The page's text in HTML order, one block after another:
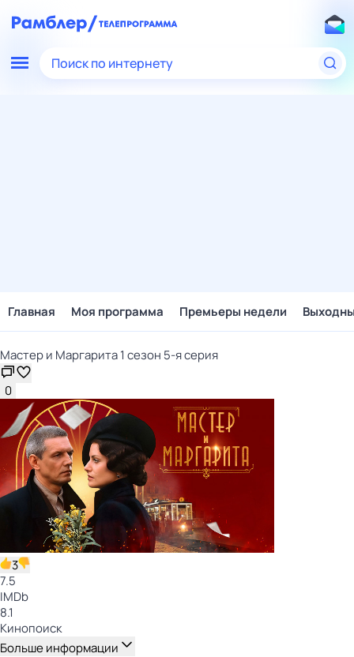
Поиск по интернету
Главная Моя программа Премьеры недели
Мастер и Маргарита 1 сезон 5-я серия
0
3
7.5
IMDb
8.1
Кинопоиск
Больше информации